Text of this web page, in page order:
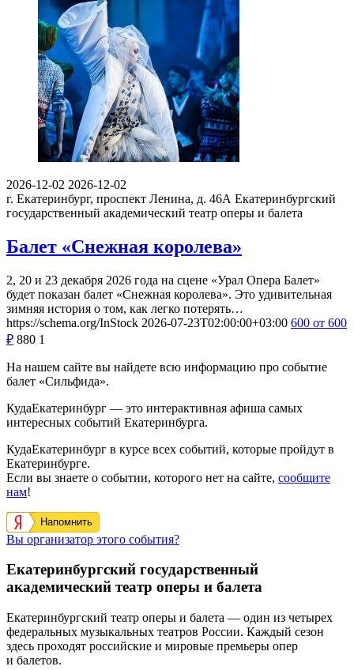
2026-12-02 2026-12-02
г. Екатеринбург, проспект Ленина, д. 46А Екатеринбургский
государственный академический театр оперы и балета
Балет «Снежная королева»
2, 20 и 23 декабря 2026 года на сцене «Урал Опера Балет»
будет показан балет «Снежная королева». Это удивительная
зимняя история о том, как легко потерять…
https://schema.org/InStock 2026-07-23T02:00:00+03:00 600 от 600
₽ 880 1
На нашем сайте вы найдете всю информацию про событие
балет «Сильфида».
КудаЕкатеринбург — это интерактивная афиша самых
интересных событий Екатеринбурга.
КудаЕкатеринбург в курсе всех событий, которые пройдут в
Екатеринбурге.
Если вы знаете о событии, которого нет на сайте, сообщите
нам!
Напомнить
Вы организатор этого события?
Екатеринбургский государственный
академический театр оперы и балета
Екатеринбургский театр оперы и балета — один из четырех
федеральных музыкальных театров России. Каждый сезон
здесь проходят российские и мировые премьеры опер
и балетов.